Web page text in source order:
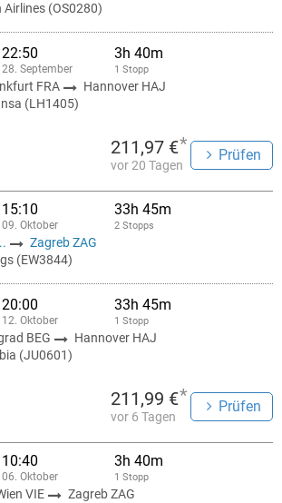
(OS0280)
22:50
28. September
3h 40m
1 Stopp
FRA
Hannover HAJ
(LH1405)
211,97 €*
vor 20 Tagen
Prüfen
15:10
09. Oktober
33h 45m
2 Stopps
Zagreb ZAG
(EW3844)
20:00
12. Oktober
33h 45m
1 Stopp
BEG
Hannover HAJ
(JU0601)
211,99 €*
vor 6 Tagen
Prüfen
10:40
06. Oktober
3h 40m
1 Stopp
VIE
Zagreb ZAG